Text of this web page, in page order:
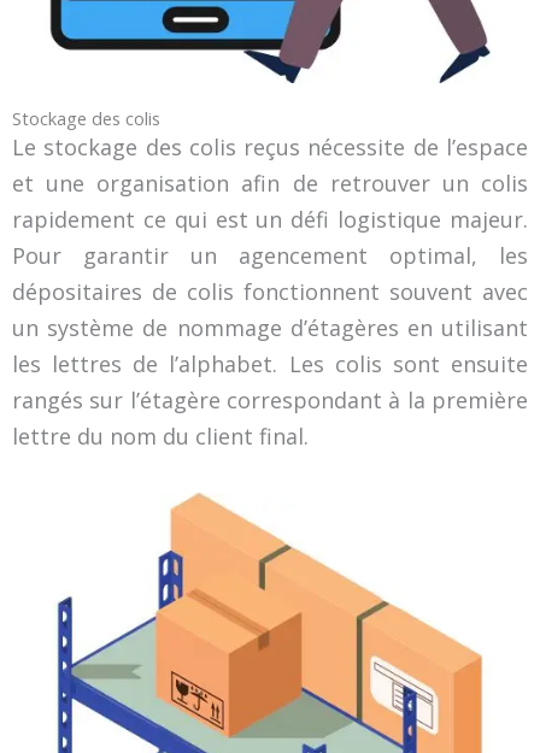
Stockage des colis
Le stockage des colis reçus nécessite de l’espace
et une organisation afin de retrouver un colis
rapidement ce qui est un défi logistique majeur.
Pour garantir un agencement optimal, les
dépositaires de colis fonctionnent souvent avec
un système de nommage d’étagères en utilisant
les lettres de l’alphabet. Les colis sont ensuite
rangés sur l’étagère correspondant à la première
lettre du nom du client final.